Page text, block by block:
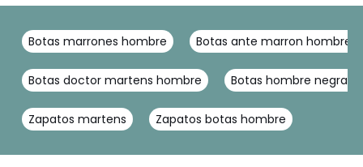
Botas marrones hombre Botas ante marron hombre
Botas doctor martens hombre Botas hombre negras
Zapatos martens Zapatos botas hombre